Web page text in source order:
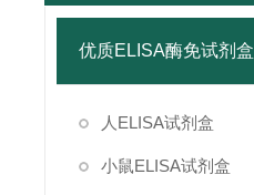
优质ELISA酶免试剂盒
人ELISA试剂盒
小鼠ELISA试剂盒